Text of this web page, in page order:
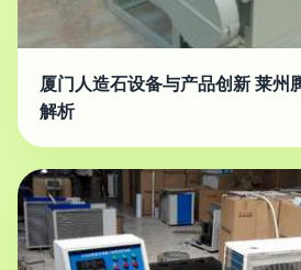
厦门人造石设备与产品创新 莱州
解析